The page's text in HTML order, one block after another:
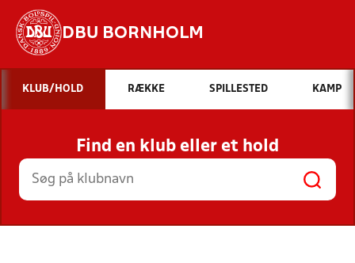
DBU BORNHOLM
Hvad vil du søge efter?
INDHOLD OG NYHEDER
STILLINGER, RESULTATER, KLUBBER OG
HOLD
KLUB/HOLD RÆKKE SPILLESTED KAMP
Find en klub eller et hold